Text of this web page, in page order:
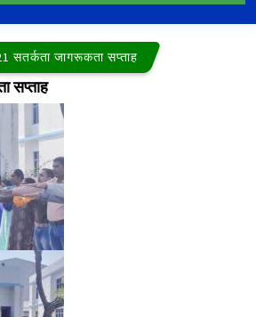
सतर्कता जागरूकता सप्ताह
सप्ताह